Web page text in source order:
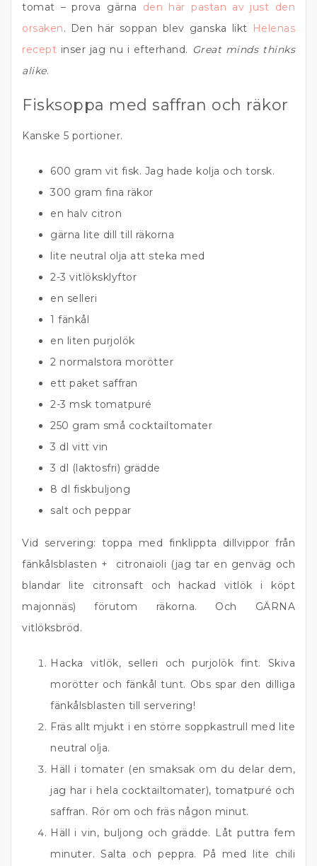
tomat – prova gärna den här pastan av just den
orsaken. Den här soppan blev ganska likt Helenas
recept inser jag nu i efterhand. Great minds thinks
alike.
Fisksoppa med saffran och räkor
Kanske 5 portioner.
600 gram vit fisk. Jag hade kolja och torsk.
300 gram fina räkor
en halv citron
gärna lite dill till räkorna
lite neutral olja att steka med
2-3 vitlöksklyftor
en selleri
1 fänkål
en liten purjolök
2 normalstora morötter
ett paket saffran
2-3 msk tomatpuré
250 gram små cocktailtomater
3 dl vitt vin
3 dl (laktosfri) grädde
8 dl fiskbuljong
salt och peppar
Vid servering: toppa med finklippta dillvippor från
fänkålsblasten + citronaioli (jag tar en genväg och
blandar lite citronsaft och hackad vitlök i köpt
majonnäs) förutom räkorna. Och GÄRNA
vitlöksbröd.
Hacka vitlök, selleri och purjolök fint. Skiva
morötter och fänkål tunt. Obs spar den dilliga
fänkålsblasten till servering!
Fräs allt mjukt i en större soppkastrull med lite
neutral olja.
Häll i tomater (en smaksak om du delar dem,
jag har i hela cocktailtomater), tomatpuré och
saffran. Rör om och fräs någon minut.
Häll i vin, buljong och grädde. Låt puttra fem
minuter. Salta och peppra. På med lite chili